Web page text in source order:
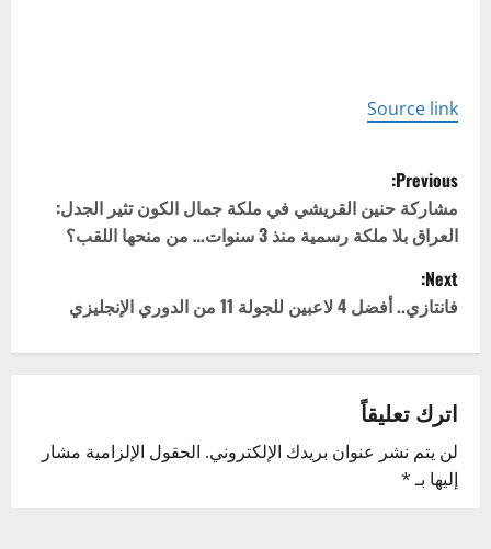
Source link
P
o
s
t
n
a
v
i
Previous:
مشاركة حنين القريشي في ملكة جمال الكون تثير الجدل:
العراق بلا ملكة رسمية منذ 3 سنوات… من منحها اللقب؟
Next:
فانتازي.. أفضل 4 لاعبين للجولة 11 من الدوري الإنجليزي
اترك تعليقاً
لن يتم نشر عنوان بريدك الإلكتروني. الحقول الإلزامية مشار
إليها بـ*